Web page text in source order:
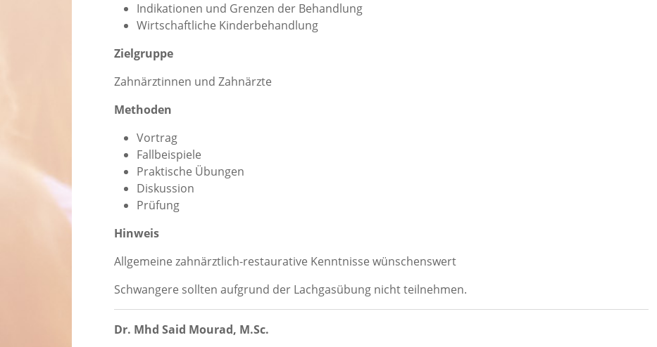
Indikationen und Grenzen der Behandlung
Wirtschaftliche Kinderbehandlung
Zielgruppe
Zahnärztinnen und Zahnärzte
Methoden
Vortrag
Fallbeispiele
Praktische Übungen
Diskussion
Prüfung
Hinweis
Allgemeine zahnärztlich-restaurative Kenntnisse wünschenswert
Schwangere sollten aufgrund der Lachgasübung nicht teilnehmen.
Dr. Mhd Said Mourad, M.Sc.